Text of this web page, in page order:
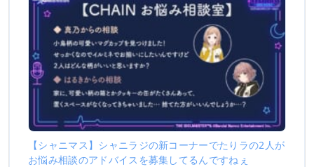
【シャニマス】シャニラジの新コーナーでたりラの2人が
お悩み相談のアドバイスを募集してるんですねぇ